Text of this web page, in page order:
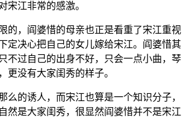
宋江非常的感激。
的，阎婆惜的母亲也正是看重了宋江重视
定决心把自己的女儿嫁给宋江。阎婆惜其
不过自己的出身不好，只会一点小曲，琴
更没有大家闺秀的样子。
么的诱人，而宋江也算是一个知识分子，
然是大家闺秀，很显然阎婆惜并不是宋江